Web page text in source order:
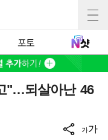
포토
"…되살아난 46
가가